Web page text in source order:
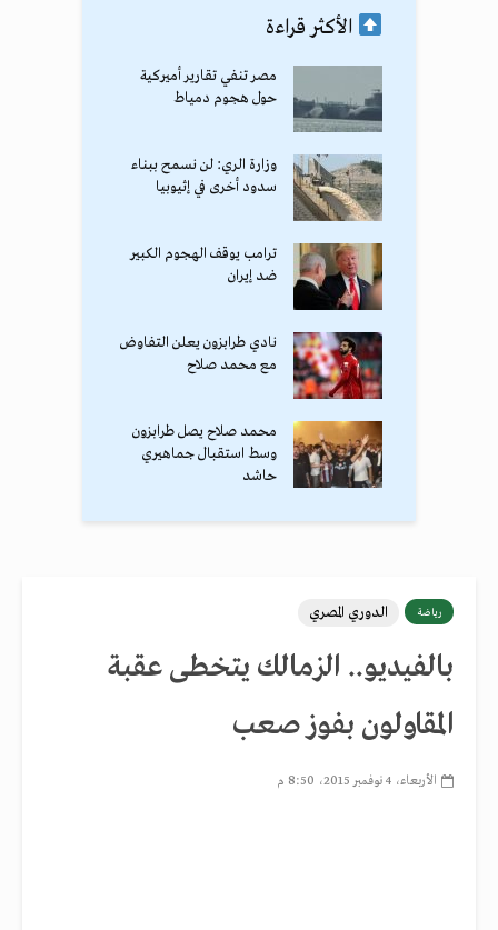
الأكثر قراءة
مصر تنفي تقارير أميركية
حول هجوم دمياط
وزارة الري: لن نسمح ببناء
سدود أخرى في إثيوبيا
ترامب يوقف الهجوم الكبير
ضد إيران
نادي طرابزون يعلن التفاوض
مع محمد صلاح
محمد صلاح يصل طرابزون
وسط استقبال جماهيري
حاشد
رياضة الدوري المصري
بالفيديو.. الزمالك يتخطى عقبة
المقاولون بفوز صعب
الأربعاء، 4 نوفمبر 2015، 8:50 م